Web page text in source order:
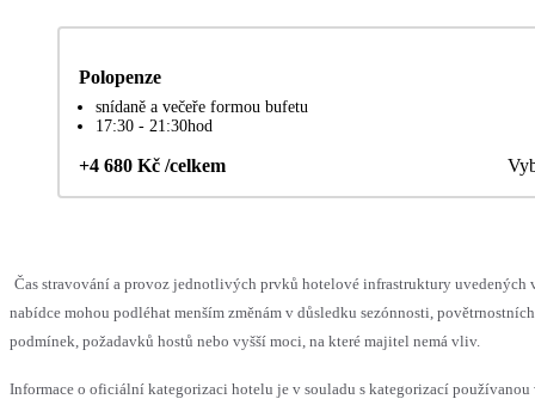
Polopenze
snídaně a večeře formou bufetu
17:30 - 21:30hod
+4 680 Kč /celkem
Čas stravování a provoz jednotlivých prvků hotelové infrastruktury uvedených
nabídce mohou podléhat menším změnám v důsledku sezónnosti, povětrnostních
podmínek, požadavků hostů nebo vyšší moci, na které majitel nemá vliv.
Informace o oficiální kategorizaci hotelu je v souladu s kategorizací používanou